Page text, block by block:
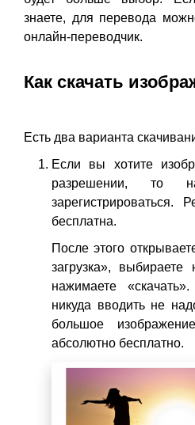
знаете, для перевода
онлайн-переводчик.
Как скачать
Есть два варианта
Если вы хотите
разрешении, то
зарегистрироваться.
бесплатна.
После этого
загрузка»,
нажимаете
никуда вводить не
большое
абсолютно бесплатно.